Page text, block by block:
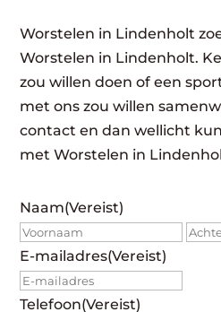
Worstelen in Lindenholt
Worstelen in Lindenholt.
zou willen doen of een
met ons zou willen
contact en dan wellicht
met Worstelen in
Naam(Vereist)
E-mailadres(Vereist)
Telefoon(Vereist)